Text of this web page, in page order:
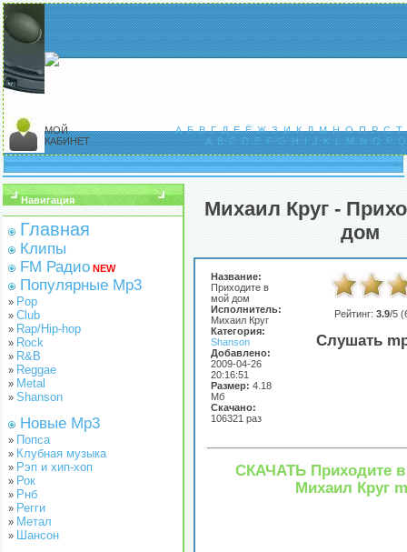
МОЙ
КАБИНЕТ
А Б В Г Д Е Ё Ж З И К Л М Н О П Р С Т
A B C D E F G H I J K L M N O P Q
Навигация
Главная
Клипы
FM Радио NEW
Популярные Mp3
» Pop
» Club
» Rap/Hip-hop
» Rock
» R&B
» Reggae
» Metal
» Shanson
Новые Mp3
» Попса
» Клубная музыка
» Рэп и хип-хоп
» Рок
» Рнб
» Регги
» Метал
» Шансон
Михаил Круг -
дом
Название:
Приходите в
мой дом
Исполнитель:
Михаил Круг
Категория:
Shanson
Добавлено:
2009-04-26
20:16:51
Размер: 4.18
Мб
Скачано:
106321 раз
Рейтинг: 3.9/5 (
Слушать
СКАЧАТЬ Приходите
Михаил Круг